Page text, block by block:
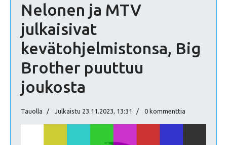
Nelonen ja MTV
julkaisivat
kevätohjelmistonsa, Big
Brother puuttuu
joukosta
Tauolla Julkaistu 23.11.2023, 13:31 0 kommenttia